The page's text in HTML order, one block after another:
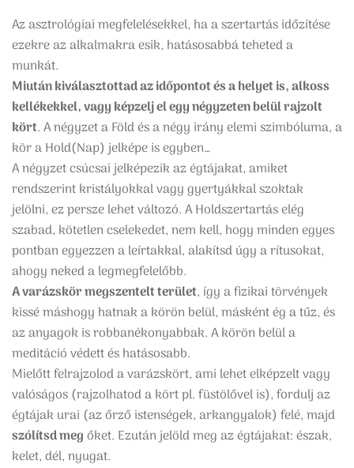
Az asztrológiai megfelelésekkel, ha a szertartás időzítése
ezekre az alkalmakra esik, hatásosabbá teheted a
munkát.
Miután kiválasztottad az időpontot és a helyet is, alkoss
kellékekkel, vagy képzelj el egy négyzeten belül rajzolt
kört. A négyzet a Föld és a négy irány elemi szimbóluma, a
kör a Hold(Nap) jelképe is egyben…
A négyzet csúcsai jelképezik az égtájakat, amiket
rendszerint kristályokkal vagy gyertyákkal szoktak
jelölni, ez persze lehet változó. A Holdszertartás elég
szabad, kötetlen cselekedet, nem kell, hogy minden egyes
pontban egyezzen a leírtakkal, alakítsd úgy a rítusokat,
ahogy neked a legmegfelelőbb.
A varázskör megszentelt terület, így a fizikai törvények
kissé máshogy hatnak a körön belül, másként ég a tűz, és
az anyagok is robbanékonyabbak. A körön belül a
meditáció védett és hatásosabb.
Mielőtt felrajzolod a varázskört, ami lehet elképzelt vagy
valóságos (rajzolhatod a kört pl. füstölővel is), fordulj az
égtájak urai (az őrző istenségek, arkangyalok) felé, majd
szólítsd megőket. Ezután jelöld meg az égtájakat: észak,
kelet, dél, nyugat.